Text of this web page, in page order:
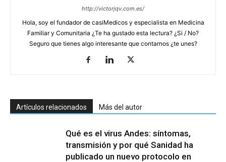
http://victorjqv.com.es/
Hola, soy el fundador de casiMedicos y especialista en Medicina
Familiar y Comunitaria ¿Te ha gustado esta lectura? ¿Si / No?
Seguro que tienes algo interesante que contarnos ¿te unes?
Artículos relacionados Más del autor
Qué es el virus Andes: síntomas,
transmisión y por qué Sanidad ha
publicado un nuevo protocolo en